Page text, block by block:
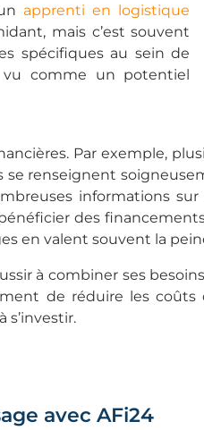
apprenti en logistique
mais c’est souvent
spécifiques au sein de
vu comme un potentiel
Par exemple,
renseignent
informations
des
en valent souvent la
à combiner ses
de réduire les
avec AFi24